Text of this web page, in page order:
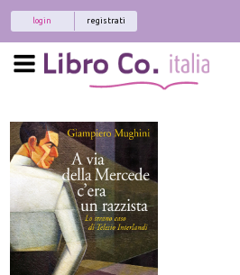
registrati
login